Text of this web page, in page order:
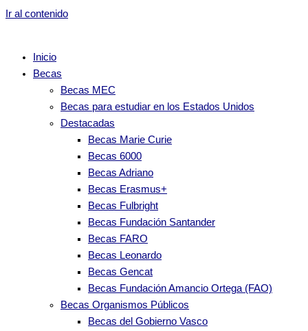
Ir al contenido
Inicio
Becas
Becas MEC
Becas para estudiar en los Estados Unidos
Destacadas
Becas Marie Curie
Becas 6000
Becas Adriano
Becas Erasmus+
Becas Fulbright
Becas Fundación Santander
Becas FARO
Becas Leonardo
Becas Gencat
Becas Fundación Amancio Ortega (FAO)
Becas Organismos Públicos
Becas del Gobierno Vasco